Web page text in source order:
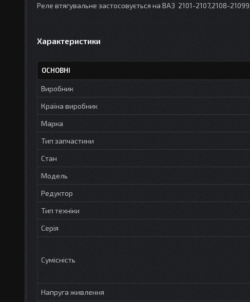
Реле втягувальне застосовується на ВАЗ 2101-2107,2108-
Характеристики
ОСНОВНІ
Виробник
Країна виробник
Марка
Тип запчастини
Стан
Модель
Редуктор
Тип техніки
Серія
Сумісність
Напруга живлення